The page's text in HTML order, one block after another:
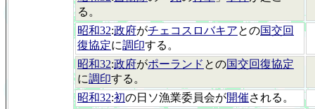
る。
昭和32:政府がチェコスロバキアとの国交回
復協定に調印する。
昭和32:政府がポーランド との国交回復協定
に調印する。
昭和32:初の日ソ漁業委員会が開催される。